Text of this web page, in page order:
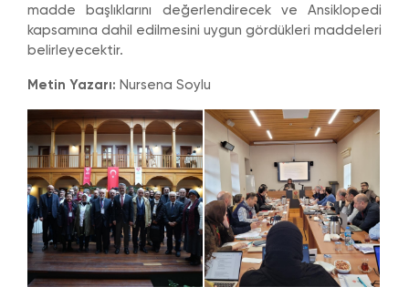
madde başlıklarını değerlendirecek ve Ansiklopedi
kapsamına dahil edilmesini uygun gördükleri maddeleri
belirleyecektir.
Metin Yazarı: Nursena Soylu